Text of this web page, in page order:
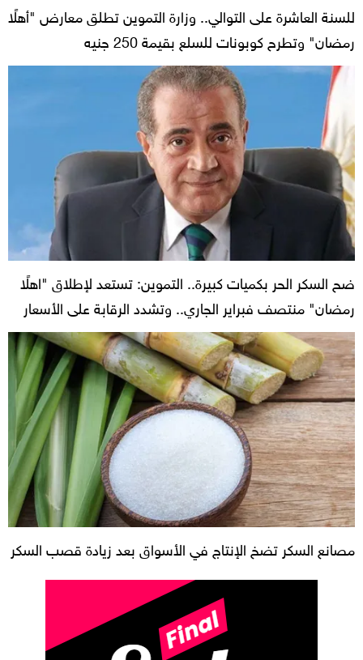
للسنة العاشرة على التوالي.. وزارة التموين تطلق معارض "أهلًا
رمضان" وتطرح كوبونات للسلع بقيمة 250 جنيه
ضح السكر الحر بكميات كبيرة.. التموين: تستعد لإطلاق "اهلًا
رمضان" منتصف فبراير الجاري.. وتشدد الرقابة على الأسعار
مصانع السكر تضخ الإنتاج في الأسواق بعد زيادة قصب السكر